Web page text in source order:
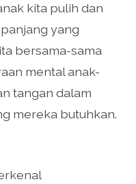
kita pulih dan
yang
bersama-sama
mental anak-
tangan dalam
mereka butuhkan.